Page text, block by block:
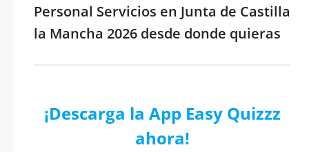
Personal Servicios en Junta de Castilla
la Mancha 2026 desde donde quieras
¡Descarga la App Easy Quizzz
ahora!